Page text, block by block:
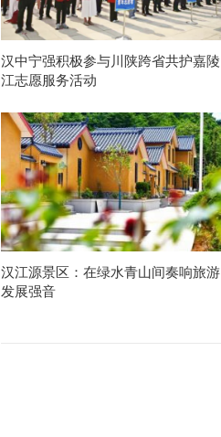
汉中宁强积极参与川陕跨省共护嘉陵
江志愿服务活动
汉江源景区：在绿水青山间奏响旅游
发展强音